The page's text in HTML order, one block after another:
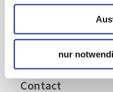
nur
Stuttgart
Picture Database
General terms
Privacy policy
Contact